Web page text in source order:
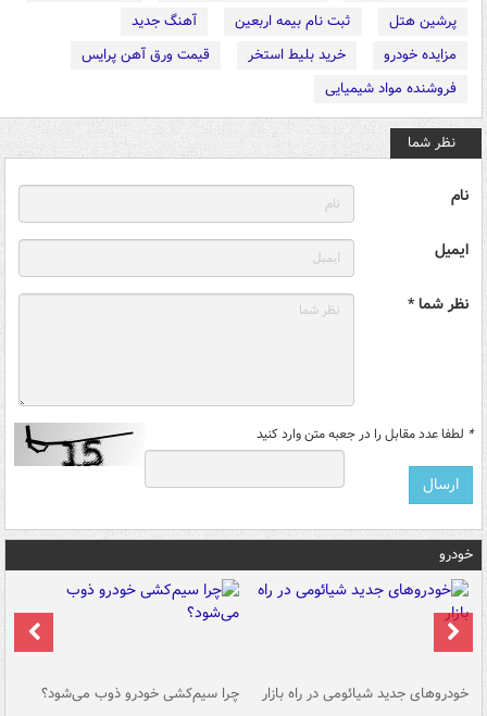
پرشین هتل
ثبت نام بیمه اربعین
آهنگ جدید
مزایده خودرو
خرید بلیط استخر
قیمت ورق آهن پرایس
فروشنده مواد شیمیایی
نظر شما
نام
ایمیل
نظر شما *
* لطفا عدد مقابل را در جعبه متن وارد کنید
خودرو
خودروهای جدید شیائومی در راه بازار چرا سیم‌کشی خودرو ذوب می‌شود؟